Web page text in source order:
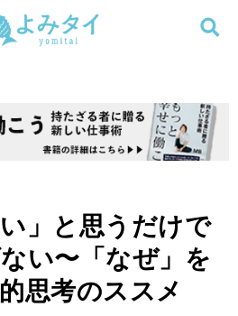
新着
新刊
特集
ニューを閉じる
い」と思うだけで
い〜「なぜ」を
思考のススメ